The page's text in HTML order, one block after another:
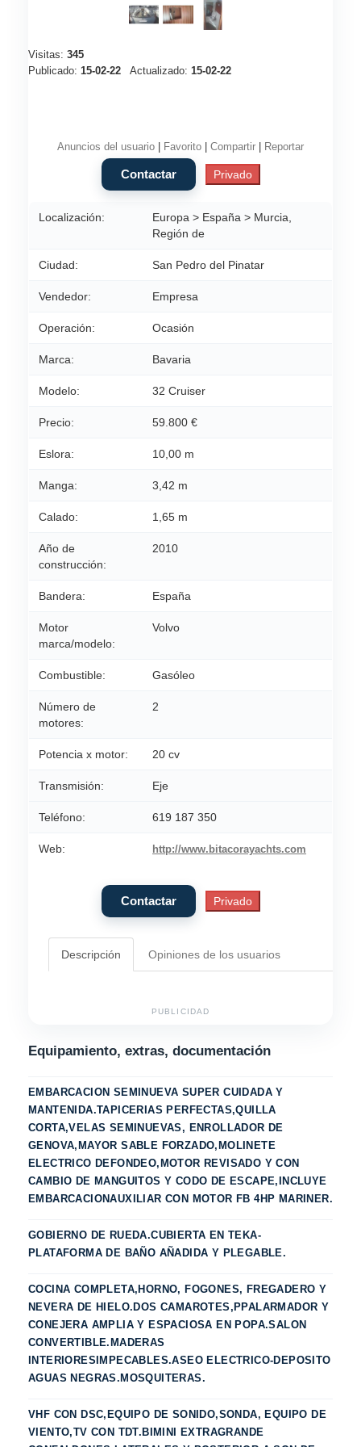
Visitas: 345
Publicado: 15-02-22 Actualizado: 15-02-22
Anuncios del usuario Favorito Compartir Reportar
Localización:
Europa > España > Murcia,
Región de
Ciudad: San Pedro del Pinatar
Vendedor: Empresa
Operación: Ocasión
Marca: Bavaria
Modelo: 32 Cruiser
Precio: 59.800 €
Eslora: 10,00 m
Manga: 3,42 m
Calado: 1,65 m
Año de
construcción:
2010
Bandera: España
Motor
marca/modelo:
Volvo
Combustible: Gasóleo
Número de
motores:
2
Potencia x motor: 20 cv
Transmisión: Eje
Teléfono: 619 187 350
Web: http://www.bitacorayachts.com
Descripción Opiniones de los usuarios
PUBLICIDAD
Equipamiento, extras, documentación
EMBARCACION SEMINUEVA SUPER CUIDADA Y
MANTENIDA.TAPICERIAS PERFECTAS,QUILLA
CORTA,VELAS SEMINUEVAS, ENROLLADOR DE
GENOVA,MAYOR SABLE FORZADO,MOLINETE
ELECTRICO DEFONDEO,MOTOR REVISADO Y CON
CAMBIO DE MANGUITOS Y CODO DE ESCAPE,INCLUYE
EMBARCACIONAUXILIAR CON MOTOR FB 4HP MARINER.
GOBIERNO DE RUEDA.CUBIERTA EN TEKA-
PLATAFORMA DE BAÑO AÑADIDA Y PLEGABLE.
COCINA COMPLETA,HORNO, FOGONES, FREGADERO Y
NEVERA DE HIELO.DOS CAMAROTES,PPALARMADOR Y
CONEJERA AMPLIA Y ESPACIOSA EN POPA.SALON
CONVERTIBLE.MADERAS
INTERIORESIMPECABLES.ASEO ELECTRICO-DEPOSITO
AGUAS NEGRAS.MOSQUITERAS.
VHF CON DSC,EQUIPO DE SONIDO,SONDA, EQUIPO DE
VIENTO,TV CON TDT.BIMINI EXTRAGRANDE